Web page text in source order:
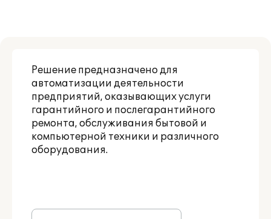
Партнерам
Решение предназначено для
автоматизации деятельности
предприятий, оказывающих услуги
гарантийного и послегарантийного
ремонта, обслуживания бытовой и
компьютерной техники и различного
оборудования.